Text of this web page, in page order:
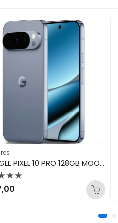
GOOGLE PIXEL 10 PRO 128GB MOONSTONE